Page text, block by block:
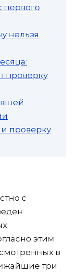
первого
нельзя
проверку
и проверку
с
этим
в
три